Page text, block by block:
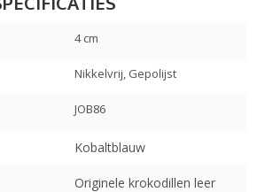
4 cm
Nikkelvrij, Gepolijst
JOB86
Kobaltblauw
Originele krokodillen leer